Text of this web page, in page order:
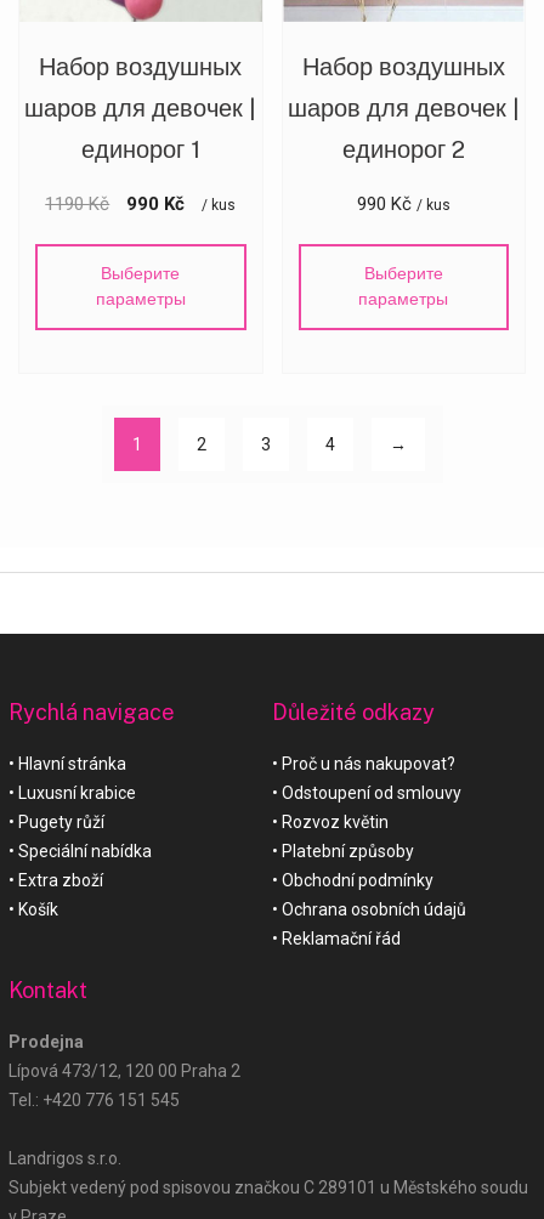
Набор воздушных
шаров для девочек |
единорог 1
1190Kč 990 Kč / kus
Выберите
параметры
Набор воздушных
шаров для девочек |
единорог 2
990 Kč / kus
Выберите
параметры
1 2 3 4 →
Rychlá navigace
Hlavní stránka
Luxusní krabice
Pugety růží
Speciální nabídka
Extra zboží
Košík
Důležité odkazy
Proč u nás nakupovat?
Odstoupení od smlouvy
Rozvoz květin
Platební způsoby
Obchodní podmínky
Ochrana osobních údajů
Reklamační řád
Kontakt
Prodejna
Lípová 473/12, 120 00 Praha 2
Tel.: +420 776 151 545
Landrigos s.r.o.
Subjekt vedený pod spisovou značkou C 289101 u Městského soudu